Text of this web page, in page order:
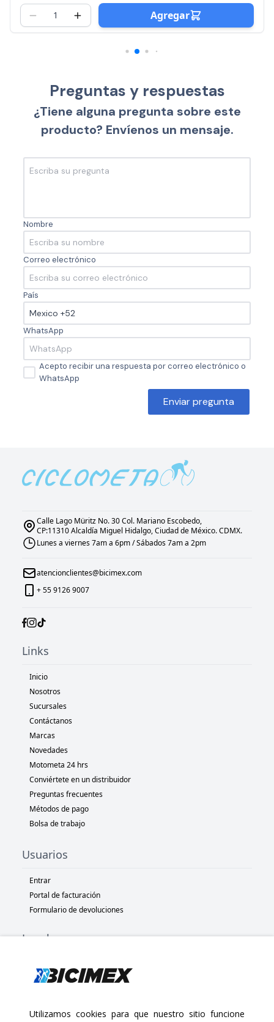
Agregar
Preguntas y respuestas
¿Tiene alguna pregunta sobre este
producto? Envíenos un mensaje.
Nombre
Correo electrónico
País
WhatsApp
Acepto recibir una respuesta por correo electrónico o
WhatsApp
Enviar pregunta
Calle Lago Müritz No. 30 Col. Mariano Escobedo,
CP:11310 Alcaldía Miguel Hidalgo, Ciudad de México. CDMX.
Lunes a viernes 7am a 6pm / Sábados 7am a 2pm
atencionclientes@bicimex.com
+ 55 9126 9007
Links
Inicio
Nosotros
Sucursales
Contáctanos
Marcas
Novedades
Motometa 24 hrs
Conviértete en un distribuidor
Preguntas frecuentes
Métodos de pago
Bolsa de trabajo
Usuarios
Entrar
Portal de facturación
Formulario de devoluciones
Legal
Políticas de privacidad
Políticas de devolución
Utilizamos cookies para que nuestro sitio funcione